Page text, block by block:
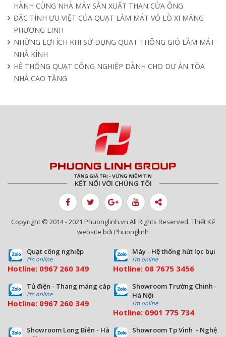
HÀNH CÙNG NHÀ MÁY SẢN XUẤT THAN CỬA ÔNG
ĐẶC TÍNH ƯU VIỆT CỦA QUẠT LÀM MÁT VỎ LÒ XI MĂNG
PHƯƠNG LINH
NHỮNG LỢI ÍCH KHI SỬ DỤNG QUẠT THÔNG GIÓ LÀM MÁT
NHÀ KÍNH
HỆ THỐNG QUẠT CÔNG NGHIỆP DÀNH CHO DỰ ÁN TÒA
NHÀ CAO TẦNG
KẾT NỐI VỚI CHÚNG TÔI
Copyright © 2014 - 2021 Phuonglinh.vn All Rights Reserved. Thiết Kế
website bởi Phuonglinh
Quạt công nghiệp
I'm online
Hotline: 0967 260 349
Máy - Hệ thống hút lọc bụi
I'm online
Hotline: 08 7675 3456
Tủ điện - Thang máng cáp
I'm online
Hotline: 0967 260 349
Showroom Trường Chinh -
Hà Nội
I'm online
Hotline: 0901 775 734
Showroom Long Biên - Hà
Showroom Tp Vinh - Nghệ